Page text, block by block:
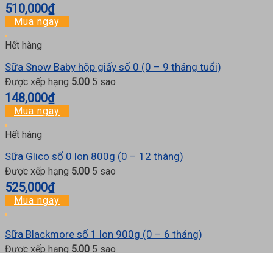
510,000₫
Mua ngay
Hết hàng
Sữa Snow Baby hộp giấy số 0 (0 – 9 tháng tuổi)
Được xếp hạng 5.00 5 sao
148,000₫
Mua ngay
Hết hàng
Sữa Glico số 0 lon 800g (0 – 12 tháng)
Được xếp hạng 5.00 5 sao
525,000₫
Mua ngay
Sữa Blackmore số 1 lon 900g (0 – 6 tháng)
Được xếp hạng 5.00 5 sao